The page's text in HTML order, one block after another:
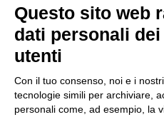
Amministrazione Trasparente
Privacy PolicyGDPR
Obiettivi di accessibilità
Seguici su:
Questo sito web
dati personali
utenti
Con il tuo consenso, noi e i
tecnologie simili per archiviare,
personali come, ad esempio, la